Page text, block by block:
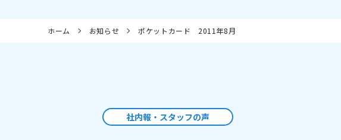
ホーム お知らせ ポケットカード 2011年8月
社内報・スタッフの声